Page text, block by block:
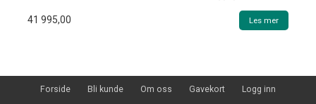
41 995,00 Les mer
Forside Bli kunde Om oss Gavekort Logg inn